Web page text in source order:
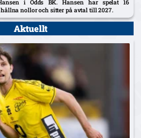
i Odds BK. Hansen har spelat 16
nollor och sitter på avtal till 2027.
Aktuellt